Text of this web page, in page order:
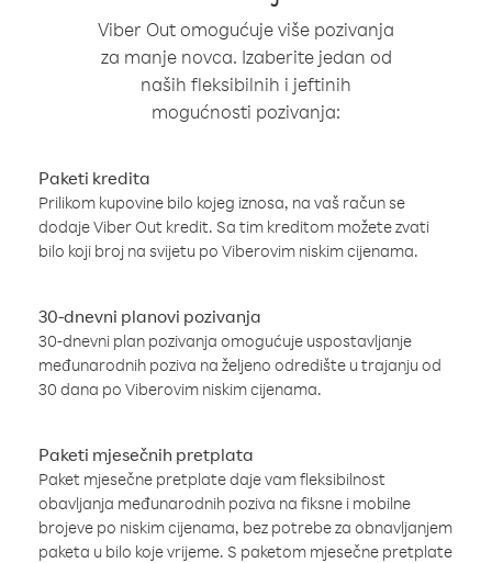
Viber Out omogućuje više pozivanja
za manje novca. Izaberite jedan od
naših fleksibilnih i jeftinih
mogućnosti pozivanja:
Paketi kredita
Prilikom kupovine bilo kojeg iznosa, na vaš račun se
dodaje Viber Out kredit. Sa tim kreditom možete zvati
bilo koji broj na svijetu po Viberovim niskim cijenama.
30-dnevni planovi pozivanja
30-dnevni plan pozivanja omogućuje uspostavljanje
međunarodnih poziva na željeno odredište u trajanju od
30 dana po Viberovim niskim cijenama.
Paketi mjesečnih pretplata
Paket mjesečne pretplate daje vam fleksibilnost
obavljanja međunarodnih poziva na fiksne i mobilne
brojeve po niskim cijenama, bez potrebe za obnavljanjem
paketa u bilo koje vrijeme. S paketom mjesečne pretplate